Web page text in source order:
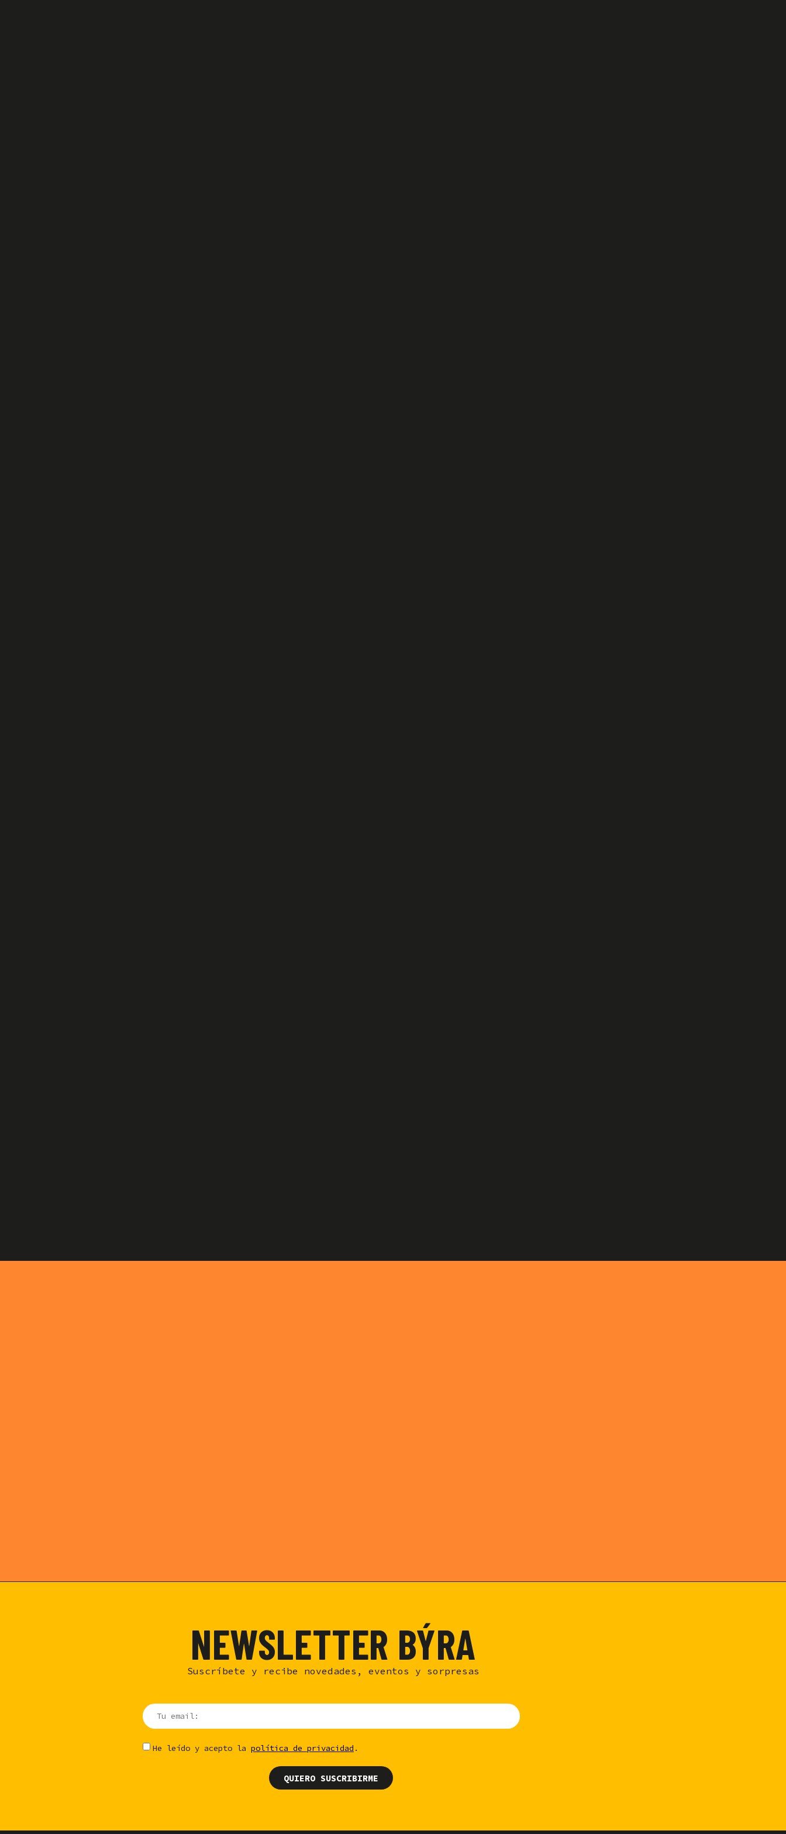
NEWSLETTER BÝRA
Suscríbete y recibe novedades, eventos y sorpresas
He leído y acepto la política de privacidad .
QUIERO SUSCRIBIRME